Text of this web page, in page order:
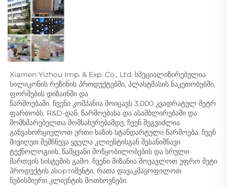
Xiamen Yizhou Imp. & Exp. Co., Ltd. სპეციალიზირებულია
სილიკონის რეზინის პროდუქტებში, პლასტმასის ნაკეთობებში,
ფორმების დიზაინში და
წარმოებაში. ჩვენი კომპანია მოიცავს 3,000 კვადრატულ მეტრ
ფართობს. R&D-დან, წარმოებასა და ასამბლირებაში და
მომხმარებელთა მომსახურებამდე, ჩვენ შეგვიძლია
განვახორციელოთ ერთი ხაზის სტანდარტული წარმოება. ჩვენ
მივიღეთ შემჩნევა ყველა კლიენტისგან შესანიშნავი
ტექნოლოგიის, წამყვანი მოწყობილობების და სრული
მართვის სისტემის გამო. ჩვენი მიზანია მოვავლოთ უფრო მეტი
პროდუქტის ასортიმენტი, რათა დავაკმაყოფილოთ
ნებისმიერი კლიენტის მოთხოვნები.